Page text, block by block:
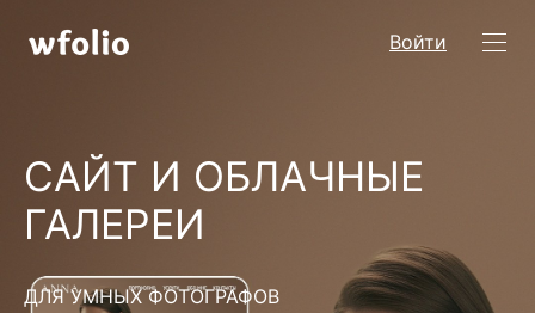
Войти
САЙТ И ОБЛАЧНЫЕ
ГАЛЕРЕИ
ДЛЯ УМНЫХ ФОТОГРАФОВ